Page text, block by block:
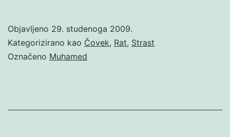
Objavljeno 29. studenoga 2009.
Kategorizirano kao Čovek, Rat, Strast
Označeno Muhamed